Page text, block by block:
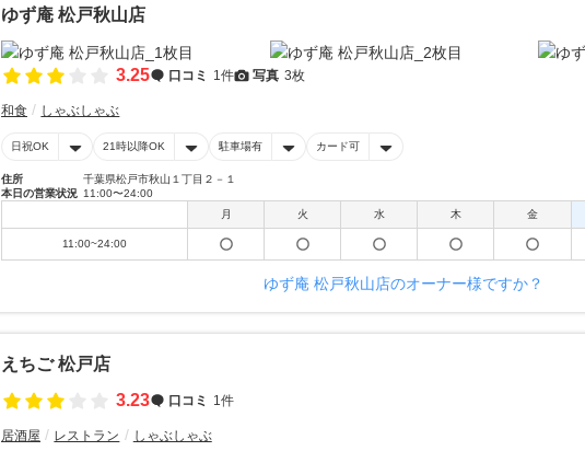
ゆず庵 松戸秋山店
3.25 口コミ 1件 写真 3枚
和食 しゃぶしゃぶ
日祝OK 21時以降OK 駐車場有 カード可
住所
千葉県松戸市秋山１丁目２－１
本日の営業状況 11:00〜24:00
月
火 水 木 金
11:00~24:00
ゆず庵 松戸秋山店のオーナー様ですか？
えちご 松戸店
3.23
口コミ 1件
居酒屋 レストラン しゃぶしゃぶ